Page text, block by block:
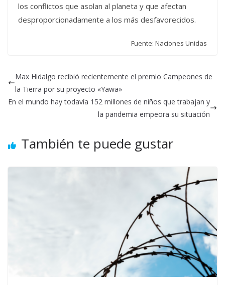
los conflictos que asolan al planeta y que afectan
desproporcionadamente a los más desfavorecidos.
Fuente: Naciones Unidas
Max Hidalgo recibió recientemente el premio Campeones de
la Tierra por su proyecto «Yawa»
En el mundo hay todavía 152 millones de niños que trabajan y
la pandemia empeora su situación
También te puede gustar